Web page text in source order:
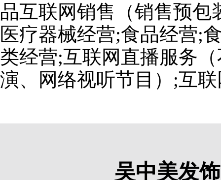
品互联网销售（销售预
医疗器械经营;食品经营;
类经营;互联网直播服务
演、网络视听节目）;互
吴中美发